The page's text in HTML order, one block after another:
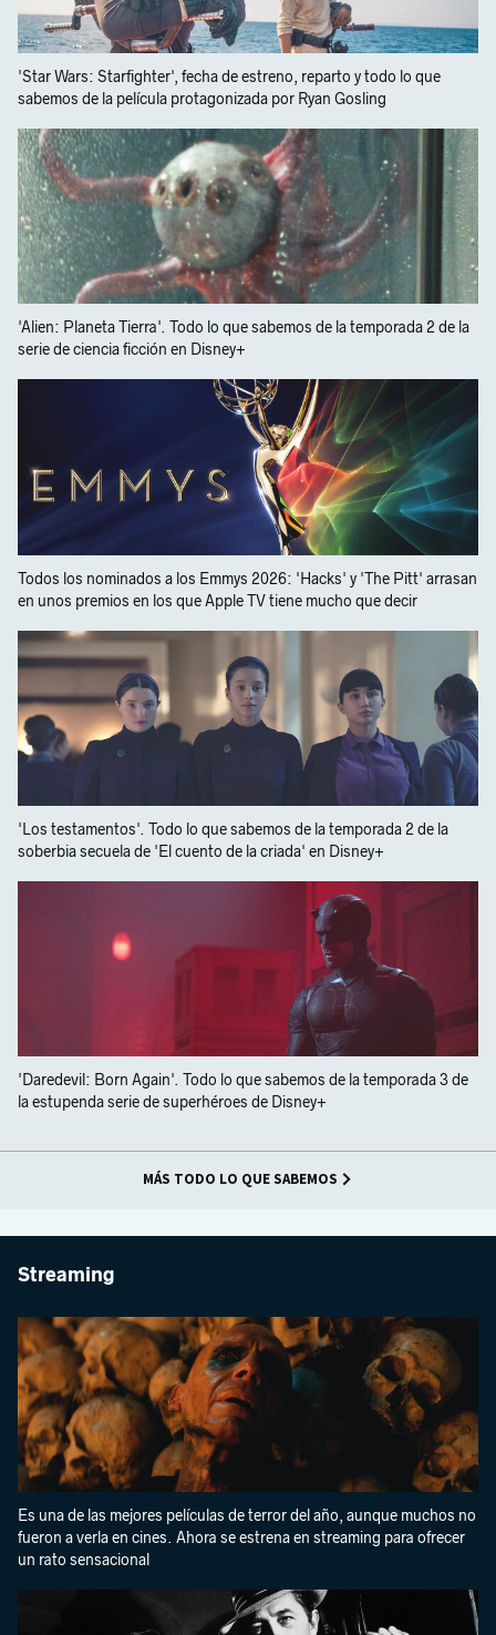
'Star Wars: Starfighter', fecha de estreno, reparto y todo lo que
sabemos de la película protagonizada por Ryan Gosling
'Alien: Planeta Tierra'. Todo lo que sabemos de la temporada 2 de la
serie de ciencia ficción en Disney+
Todos los nominados a los Emmys 2026: 'Hacks' y 'The Pitt' arrasan
en unos premios en los que Apple TV tiene mucho que decir
'Los testamentos'. Todo lo que sabemos de la temporada 2 de la
soberbia secuela de 'El cuento de la criada' en Disney+
'Daredevil: Born Again'. Todo lo que sabemos de la temporada 3 de
la estupenda serie de superhéroes de Disney+
MÁS TODO LO QUE SABEMOS
Streaming
Es una de las mejores películas de terror del año, aunque muchos no
fueron a verla en cines. Ahora se estrena en streaming para ofrecer
un rato sensacional